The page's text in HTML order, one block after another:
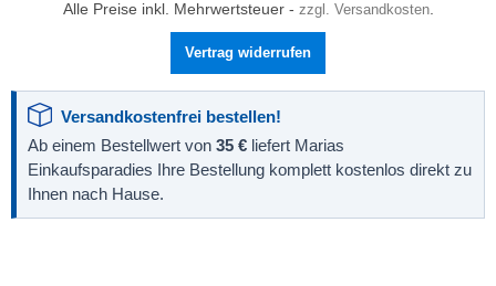
Alle Preise inkl. Mehrwertsteuer - zzgl. Versandkosten.
Vertrag widerrufen
Versandkostenfrei bestellen!
Ab einem Bestellwert von 35 € liefert Marias
Einkaufsparadies Ihre Bestellung komplett kostenlos direkt zu
Ihnen nach Hause.